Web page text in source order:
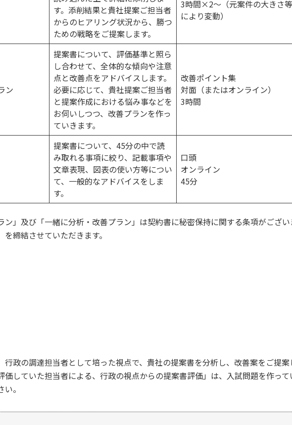
す。添削結果と貴社提案ご担当者
からのヒアリング状況から、勝つ
ための戦略をご提案します。
3時間×2～（元案件の大きさ等
により変動）
ン
提案書について、評価基準と照ら
し合わせて、全体的な傾向や注意
点と改善点をアドバイスします。
必要に応じて、貴社提案ご担当者
と提案作成における悩み事などを
お伺いしつつ、改善プランを作っ
ていきます。
改善ポイント集
対面（またはオンライン）
3時間
提案書について、45分の中で読
み取れる事項に絞り、記載事項や
文章表現、図表の使い方等につい
て、一般的なアドバイスをしま
す。
口頭
オンライン
45分
」及び「一緒に分析・改善プラン」は契約書に秘密保持に関する条項がござい
締結させていただきます。
政の調達担当者として培った視点で、貴社の提案書を分析し、改善案をご提案
価していた担当者による、行政の視点からの提案書評価」は、入試問題を作っ
。